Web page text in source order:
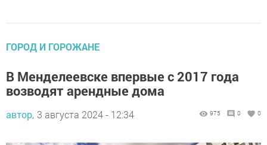
ГОРОД И ГОРОЖАНЕ
В Менделеевске впервые с 2017 года
возводят арендные дома
автор, 3 августа 2024 - 12:34 975 0 0